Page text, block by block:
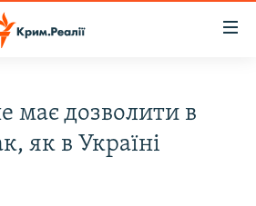
має дозволити в
як в Україні